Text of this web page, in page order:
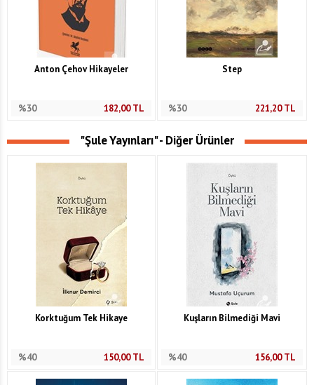
Anton Çehov Hikayeler
%30 182,00TL
Step
%30 221,20TL
"Şule Yayınları" - Diğer Ürünler
Korktuğum Tek Hikaye
%40 150,00TL
Kuşların Bilmediği Mavi
%40 156,00TL